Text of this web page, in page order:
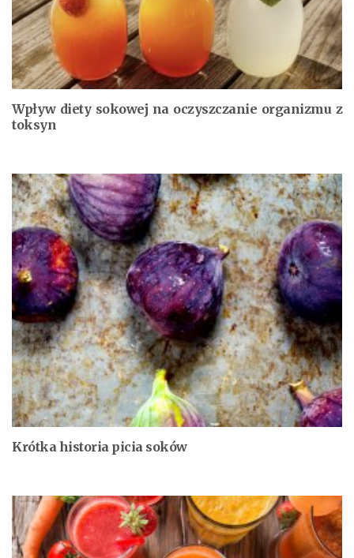
Wpływ diety sokowej na oczyszczanie organizmu z
toksyn
Krótka historia picia soków